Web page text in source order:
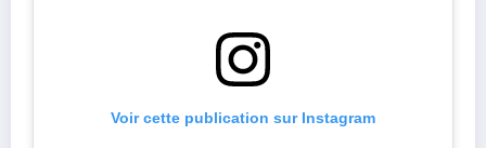
Voir cette publication sur Instagram